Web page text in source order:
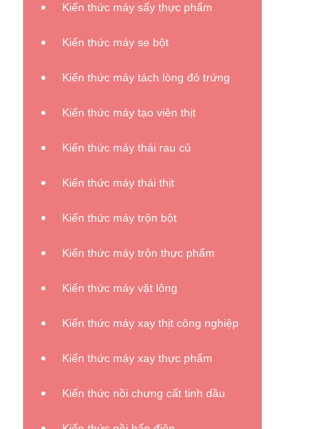
Kiến thức máy sấy thực phẩm
Kiến thức máy se bột
Kiến thức máy tách lòng đỏ trứng
Kiến thức máy tạo viên thịt
Kiến thức máy thái rau củ
Kiến thức máy thái thịt
Kiến thức máy trộn bột
Kiến thức máy trộn thực phẩm
Kiến thức máy vặt lông
Kiến thức máy xay thịt công nghiệp
Kiến thức máy xay thực phẩm
Kiến thức nồi chưng cất tinh dầu